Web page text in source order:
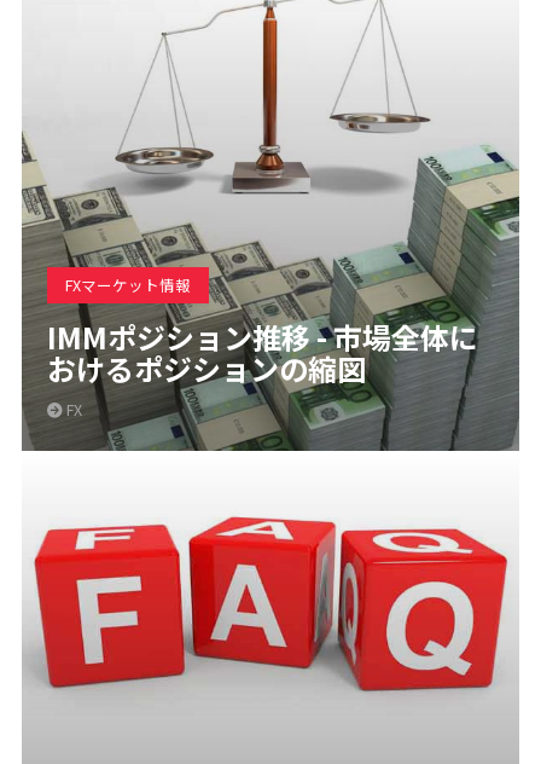
FXマーケット情報
IMMポジション推移 - 市場全体に
おけるポジションの縮図
FX